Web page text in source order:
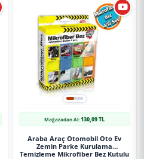
Mağazadan Al:130,09 TL
Araba Araç Otomobil Oto Ev
Zemin Parke Kurulama
Temizleme Mikrofiber Bez Kutulu